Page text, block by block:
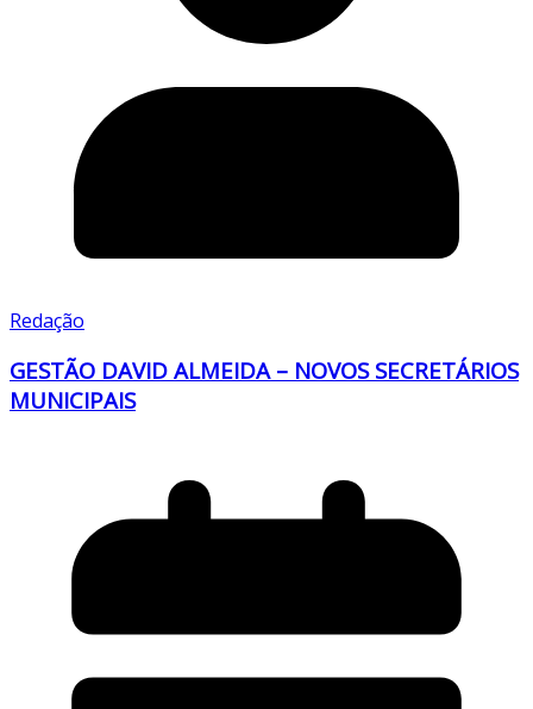
Redação
GESTÃO DAVID ALMEIDA – NOVOS SECRETÁRIOS
MUNICIPAIS